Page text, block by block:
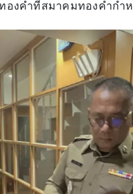
องคำที่สมาคมทองคำก